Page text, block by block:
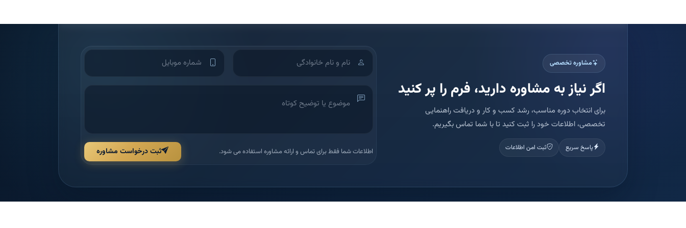
مشاوره تخصصی
اگر نیاز به مشاوره دارید، فرم را پر کنید
برای انتخاب دوره مناسب، رشد کسب و کار و دریافت راهنمایی
تخصصی، اطلاعات خود را ثبت کنید تا با شما تماس بگیریم.
پاسخ سریع ثبت امن اطلاعات اطلاعات شما فقط برای تماس و ارائه مشاوره استفاده می شود. ثبت درخواست مشاوره